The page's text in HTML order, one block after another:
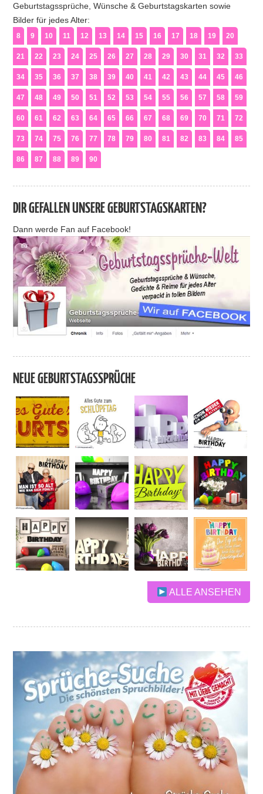
Geburtstagssprüche, Wünsche & Geburtstagskarten sowie
Bilder für jedes Alter:
8 9 10 11 12 13 14 15 16 17 18 19 20
21 22 23 24 25 26 27 28 29 30 31 32 33
34 35 36 37 38 39 40 41 42 43 44 45 46
47 48 49 50 51 52 53 54 55 56 57 58 59
60 61 62 63 64 65 66 67 68 69 70 71 72
73 74 75 76 77 78 79 80 81 82 83 84 85
86 87 88 89 90
DIR GEFALLEN UNSERE GEBURTSTAGSKARTEN?
Dann werde Fan auf Facebook!
NEUE GEBURTSTAGSSPRÜCHE
ALLE ANSEHEN